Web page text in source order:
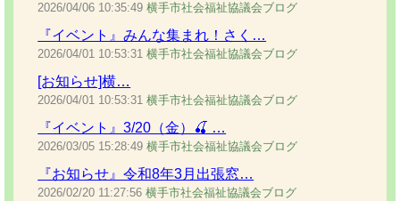
2026/04/06 10:35:49 横手市社会福祉協議会ブログ
『イベント』みんな集まれ！さく…
2026/04/01 10:53:31 横手市社会福祉協議会ブログ
[お知らせ]横…
2026/04/01 10:53:31 横手市社会福祉協議会ブログ
『イベント』3/20（金）🍒 …
2026/03/05 15:28:49 横手市社会福祉協議会ブログ
『お知らせ』令和8年3月出張窓…
2026/02/20 11:27:56 横手市社会福祉協議会ブログ